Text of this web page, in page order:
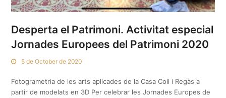
Desperta el Patrimoni. Activitat especial
Jornades Europees del Patrimoni 2020
5 de October de 2020
Fotogrametria de les arts aplicades de la Casa Coll i Regàs a
partir de modelats en 3D Per celebrar les Jornades Europes de